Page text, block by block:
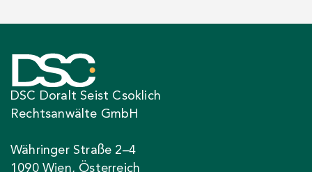
DSC Doralt Seist Csoklich
Rechtsanwälte GmbH
Währinger Straße 2–4
1090 Wien, Österreich